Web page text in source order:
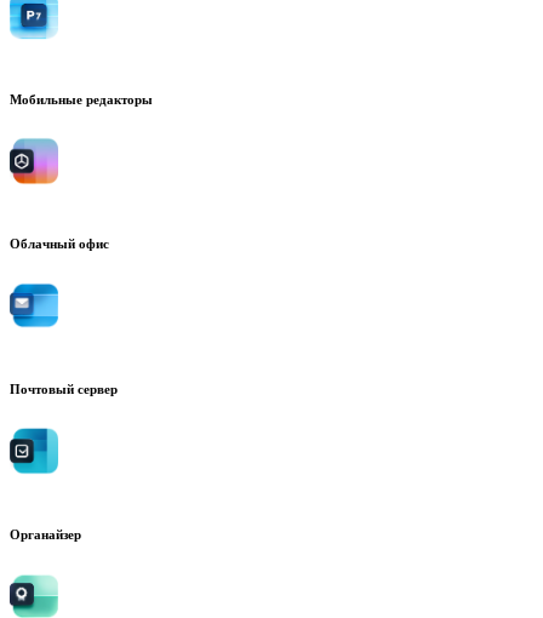
Мобильные редакторы
Облачный офис
Почтовый сервер
Органайзер